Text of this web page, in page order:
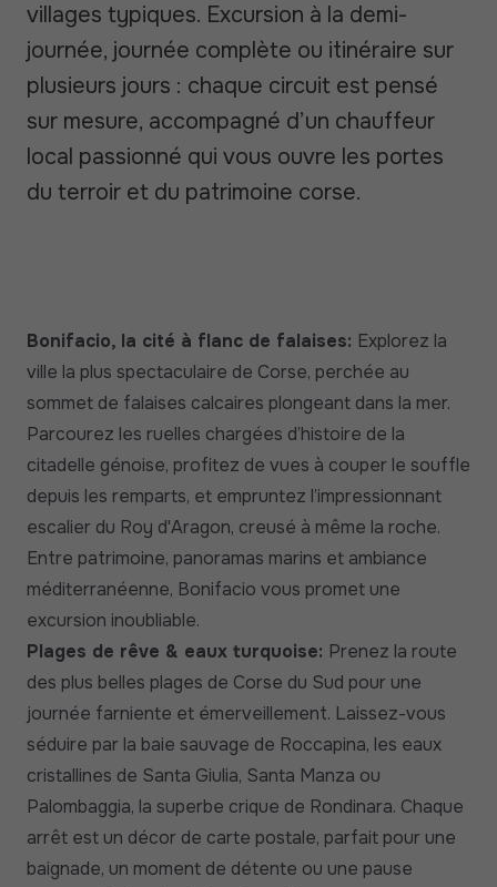
villages typiques. Excursion à la demi-
journée, journée complète ou itinéraire sur
plusieurs jours : chaque circuit est pensé
sur mesure, accompagné d’un chauffeur
local passionné qui vous ouvre les portes
du terroir et du patrimoine corse.
Bonifacio, la cité à flanc de falaises: Explorez la
ville la plus spectaculaire de Corse, perchée au
sommet de falaises calcaires plongeant dans la mer.
Parcourez les ruelles chargées d’histoire de la
citadelle génoise, profitez de vues à couper le souffle
depuis les remparts, et empruntez l’impressionnant
escalier du Roy d'Aragon, creusé à même la roche.
Entre patrimoine, panoramas marins et ambiance
méditerranéenne, Bonifacio vous promet une
excursion inoubliable.
Plages de rêve & eaux turquoise: Prenez la route
des plus belles plages de Corse du Sud pour une
journée farniente et émerveillement. Laissez-vous
séduire par la baie sauvage de Roccapina, les eaux
cristallines de Santa Giulia, Santa Manza ou
Palombaggia, la superbe crique de Rondinara. Chaque
arrêt est un décor de carte postale, parfait pour une
baignade, un moment de détente ou une pause